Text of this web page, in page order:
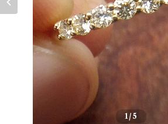
1/5